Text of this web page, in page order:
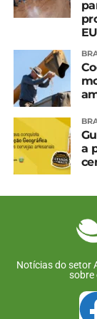
a
Notícias do setor
sobre